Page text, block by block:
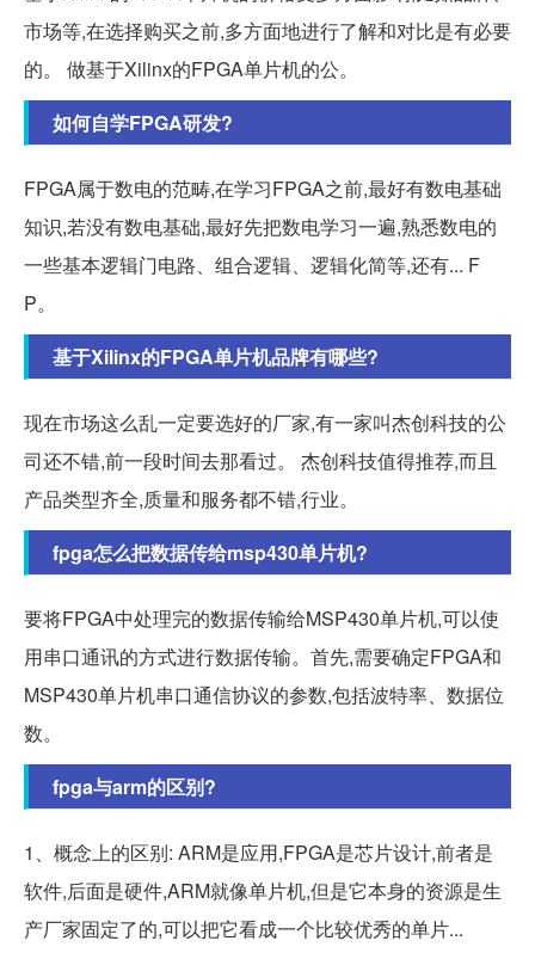
市场等,在选择购买之前,多方面地进行了解和对比是有必要
的。 做基于Xilinx的FPGA单片机的公。
如何自学FPGA研发?
FPGA属于数电的范畴,在学习FPGA之前,最好有数电基础
知识,若没有数电基础,最好先把数电学习一遍,熟悉数电的
一些基本逻辑门电路、组合逻辑、逻辑化简等,还有... F
P。
基于Xilinx的FPGA单片机品牌有哪些?
现在市场这么乱一定要选好的厂家,有一家叫杰创科技的公
司还不错,前一段时间去那看过。 杰创科技值得推荐,而且
产品类型齐全,质量和服务都不错,行业。
fpga怎么把数据传给msp430单片机?
要将FPGA中处理完的数据传输给MSP430单片机,可以使
用串口通讯的方式进行数据传输。首先,需要确定FPGA和
MSP430单片机串口通信协议的参数,包括波特率、数据位
数。
fpga与arm的区别?
1、概念上的区别: ARM是应用,FPGA是芯片设计,前者是
软件,后面是硬件,ARM就像单片机,但是它本身的资源是生
产厂家固定了的,可以把它看成一个比较优秀的单片...